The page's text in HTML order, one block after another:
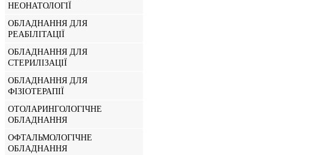
НЕОНАТОЛОГІЇ
ОБЛАДНАННЯ ДЛЯ
РЕАБІЛІТАЦІЇ
ОБЛАДНАННЯ ДЛЯ
СТЕРИЛІЗАЦІЇ
ОБЛАДНАННЯ ДЛЯ
ФІЗІОТЕРАПІЇ
ОТОЛАРИНГОЛОГІЧНЕ
ОБЛАДНАННЯ
ОФТАЛЬМОЛОГІЧНЕ
ОБЛАДНАННЯ